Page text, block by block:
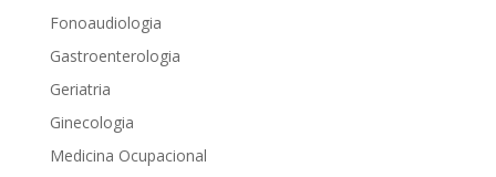
Fonoaudiologia
Gastroenterologia
Geriatria
Ginecologia
Medicina Ocupacional